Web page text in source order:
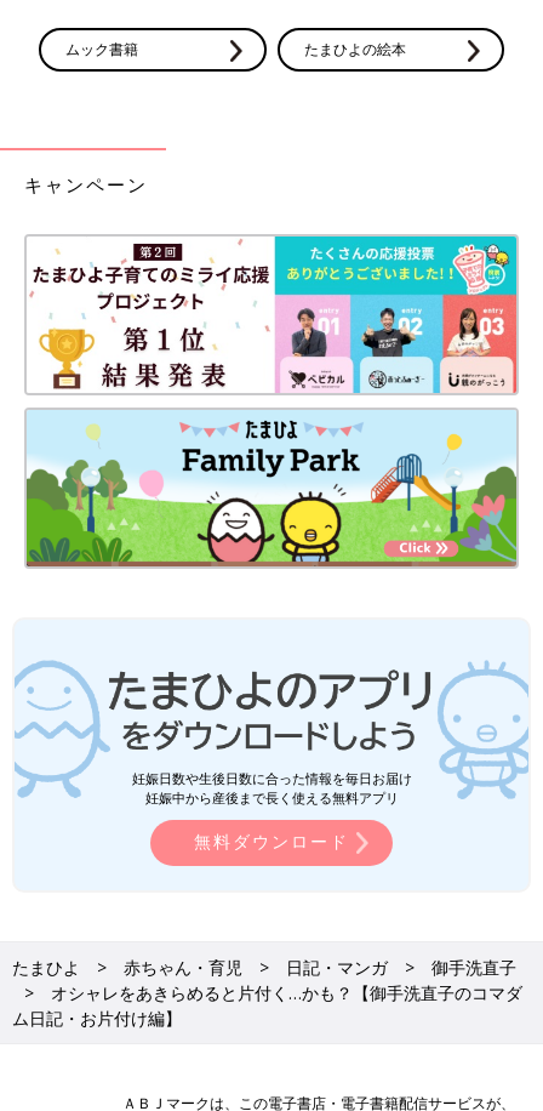
ムック書籍 たまひよの絵本
キャンペーン
妊娠日数や生後日数に合った情報を毎日お届け
妊娠中から産後まで長く使える無料アプリ
無料ダウンロード
たまひよ 赤ちゃん・育児 日記・マンガ
御手洗直子
オシャレをあきらめると片付く…かも？【御手洗直子のコマダ
ム日記・お片付け編】
ＡＢＪマークは、この電子書店・電子書籍配信サービスが、